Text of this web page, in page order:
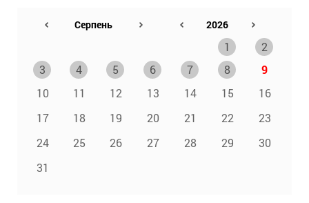
1
2
3
4 5 6 7 8
9
10
11 12 13 14 15
16
17
18 19 20 21 22
23
24
25 26 27 28 29
30
31